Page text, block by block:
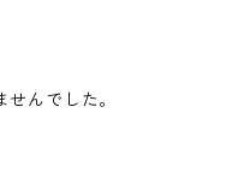
んでした。